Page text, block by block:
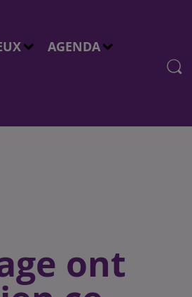
AGENDA
ont